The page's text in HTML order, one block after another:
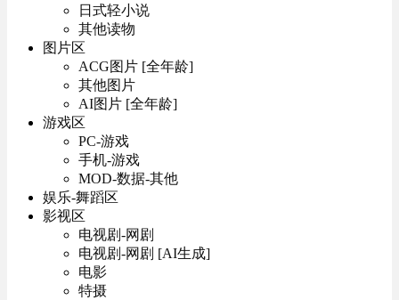
日式轻小说
其他读物
图片区
ACG图片 [全年龄]
其他图片
AI图片 [全年龄]
游戏区
PC-游戏
手机-游戏
MOD-数据-其他
娱乐-舞蹈区
影视区
电视剧-网剧
电视剧-网剧 [AI生成]
电影
特摄